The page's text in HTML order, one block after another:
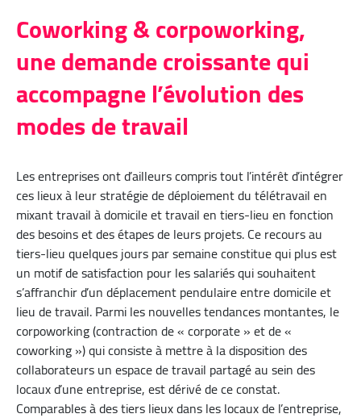
Coworking & corpoworking,
une demande croissante qui
accompagne l’évolution des
modes de travail
Les entreprises ont d’ailleurs compris tout l’intérêt d’intégrer
ces lieux à leur stratégie de déploiement du télétravail en
mixant travail à domicile et travail en tiers-lieu en fonction
des besoins et des étapes de leurs projets. Ce recours au
tiers-lieu quelques jours par semaine constitue qui plus est
un motif de satisfaction pour les salariés qui souhaitent
s’affranchir d’un déplacement pendulaire entre domicile et
lieu de travail. Parmi les nouvelles tendances montantes, le
corpoworking (contraction de « corporate » et de «
coworking ») qui consiste à mettre à la disposition des
collaborateurs un espace de travail partagé au sein des
locaux d’une entreprise, est dérivé de ce constat.
Comparables à des tiers lieux dans les locaux de l’entreprise,